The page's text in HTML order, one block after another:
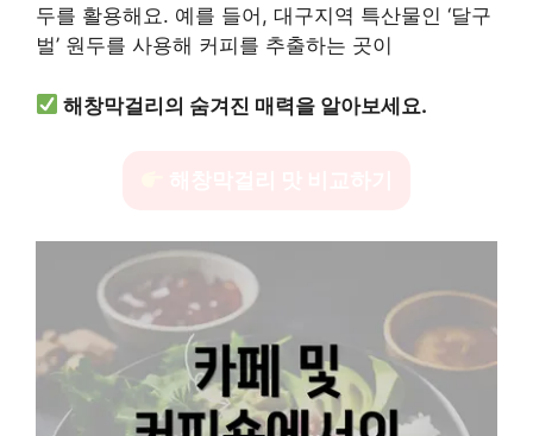
두를 활용해요. 예를 들어, 대구지역 특산물인 ‘달구
벌’ 원두를 사용해 커피를 추출하는 곳이
해창막걸리의 숨겨진 매력을 알아보세요.